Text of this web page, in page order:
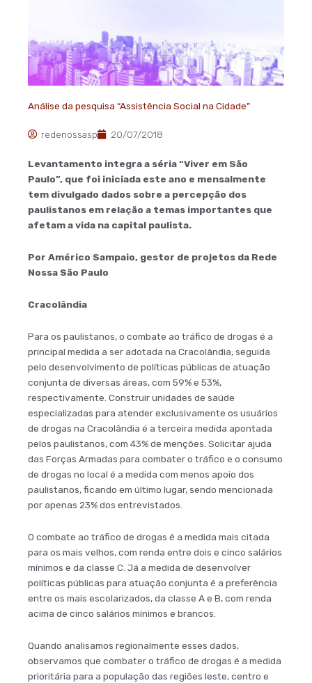
Análise da pesquisa “Assistência Social na Cidade”
redenossasp 20/07/2018
Levantamento integra a séria “Viver em São
Paulo”, que foi iniciada este ano e mensalmente
tem divulgado dados sobre a percepção dos
paulistanos em relação a temas importantes que
afetam a vida na capital paulista.
Por Américo Sampaio, gestor de projetos da Rede
Nossa São Paulo
Cracolândia
Para os paulistanos, o combate ao tráfico de drogas é a
principal medida a ser adotada na Cracolândia, seguida
pelo desenvolvimento de políticas públicas de atuação
conjunta de diversas áreas, com 59% e 53%,
respectivamente. Construir unidades de saúde
especializadas para atender exclusivamente os usuários
de drogas na Cracolândia é a terceira medida apontada
pelos paulistanos, com 43% de menções. Solicitar ajuda
das Forças Armadas para combater o tráfico e o consumo
de drogas no local é a medida com menos apoio dos
paulistanos, ficando em último lugar, sendo mencionada
por apenas 23% dos entrevistados.
O combate ao tráfico de drogas é a medida mais citada
para os mais velhos, com renda entre dois e cinco salários
mínimos e da classe C. Já a medida de desenvolver
políticas públicas para atuação conjunta é a preferência
entre os mais escolarizados, da classe A e B, com renda
acima de cinco salários mínimos e brancos.
Quando analisamos regionalmente esses dados,
observamos que combater o tráfico de drogas é a medida
prioritária para a população das regiões leste, centro e